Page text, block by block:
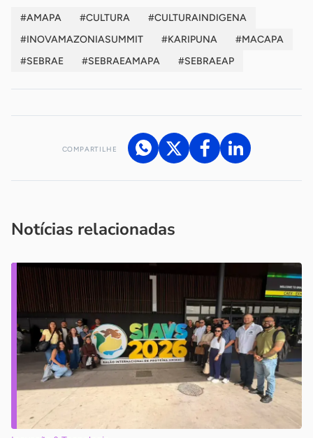
#AMAPA #CULTURA
#CULTURAINDIGENA
#INOVAMAZONIASUMMIT
#KARIPUNA
#MACAPA
#SEBRAE
#SEBRAEAMAPA #SEBRAEAP
COMPARTILHE
Notícias relacionadas